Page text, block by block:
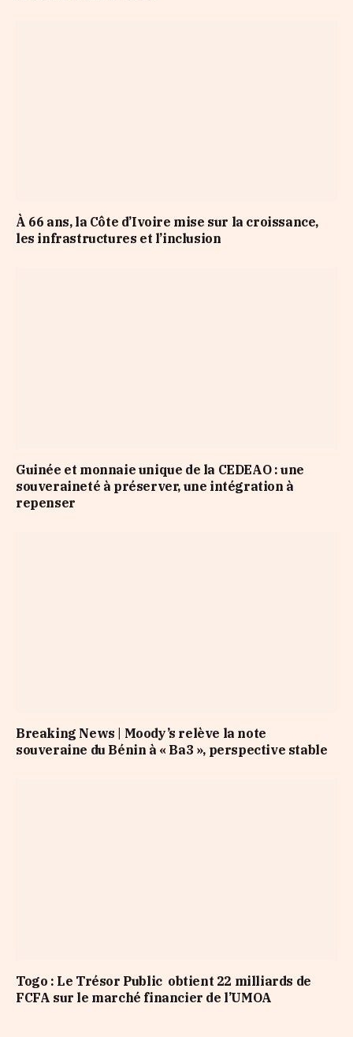
À 66 ans, la Côte d’Ivoire mise sur la croissance,
les infrastructures et l’inclusion
Guinée et monnaie unique de la CEDEAO : une
souveraineté à préserver, une intégration à
repenser
Breaking News | Moody’s relève la note
souveraine du Bénin à « Ba3 », perspective stable
Togo : Le Trésor Public obtient 22 milliards de
FCFA sur le marché financier de l’UMOA